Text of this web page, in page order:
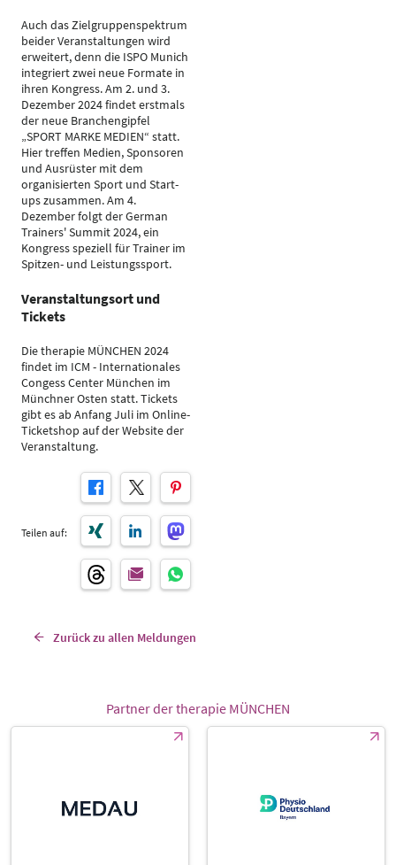
Auch das Zielgruppenspektrum
beider Veranstaltungen wird
erweitert, denn die ISPO Munich
integriert zwei neue Formate in
ihren Kongress. Am 2. und 3.
Dezember 2024 findet erstmals
der neue Branchengipfel
„SPORT MARKE MEDIEN“ statt.
Hier treffen Medien, Sponsoren
und Ausrüster mit dem
organisierten Sport und Start-
ups zusammen. Am 4.
Dezember folgt der German
Trainers' Summit 2024, ein
Kongress speziell für Trainer im
Spitzen- und Leistungssport.
Veranstaltungsort und
Tickets
Die therapie MÜNCHEN 2024
findet im ICM - Internationales
Congess Center München im
Münchner Osten statt. Tickets
gibt es ab Anfang Juli im Online-
Ticketshop auf der Website der
Veranstaltung.
Teilen auf:
Zurück zu allen Meldungen
Partner der therapie MÜNCHEN